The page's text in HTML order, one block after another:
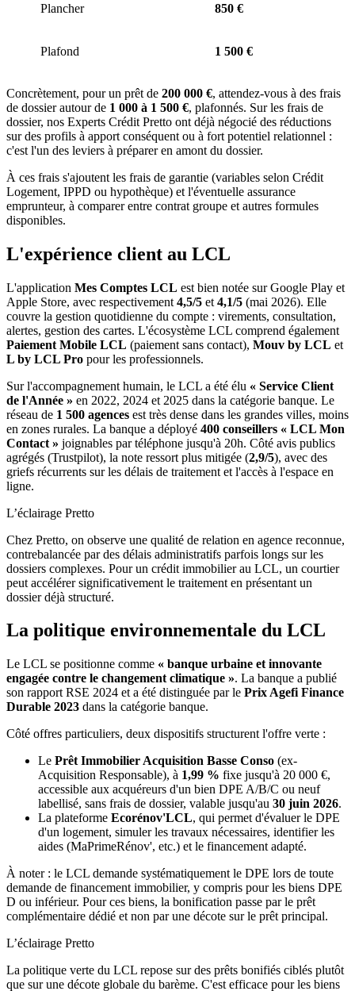
Plancher 850 €
Plafond 1 500 €
Concrètement, pour un prêt de 200 000 €, attendez-vous à des frais
de dossier autour de 1 000 à 1 500 €, plafonnés. Sur les frais de
dossier, nos Experts Crédit Pretto ont déjà négocié des réductions
sur des profils à apport conséquent ou à fort potentiel relationnel :
c'est l'un des leviers à préparer en amont du dossier.
À ces frais s'ajoutent les frais de garantie (variables selon Crédit
Logement, IPPD ou hypothèque) et l'éventuelle assurance
emprunteur, à comparer entre contrat groupe et autres formules
disponibles.
L'expérience client au LCL
L'application Mes Comptes LCL est bien notée sur Google Play et
Apple Store, avec respectivement 4,5/5 et 4,1/5 (mai 2026). Elle
couvre la gestion quotidienne du compte : virements, consultation,
alertes, gestion des cartes. L'écosystème LCL comprend également
Paiement Mobile LCL (paiement sans contact), Mouv by LCL et
L by LCL Pro pour les professionnels.
Sur l'accompagnement humain, le LCL a été élu « Service Client
de l'Année » en 2022, 2024 et 2025 dans la catégorie banque. Le
réseau de 1 500 agences est très dense dans les grandes villes, moins
en zones rurales. La banque a déployé 400 conseillers « LCL Mon
Contact » joignables par téléphone jusqu'à 20h. Côté avis publics
agrégés (Trustpilot), la note ressort plus mitigée (2,9/5), avec des
griefs récurrents sur les délais de traitement et l'accès à l'espace en
ligne.
L’éclairage Pretto
Chez Pretto, on observe une qualité de relation en agence reconnue,
contrebalancée par des délais administratifs parfois longs sur les
dossiers complexes. Pour un crédit immobilier au LCL, un courtier
peut accélérer significativement le traitement en présentant un
dossier déjà structuré.
La politique environnementale du LCL
Le LCL se positionne comme « banque urbaine et innovante
engagée contre le changement climatique ». La banque a publié
son rapport RSE 2024 et a été distinguée par le Prix Agefi Finance
Durable 2023 dans la catégorie banque.
Côté offres particuliers, deux dispositifs structurent l'offre verte :
Le Prêt Immobilier Acquisition Basse Conso (ex-
Acquisition Responsable), à 1,99 % fixe jusqu'à 20 000 €,
accessible aux acquéreurs d'un bien DPE A/B/C ou neuf
labellisé, sans frais de dossier, valable jusqu'au 30 juin 2026.
La plateforme Ecorénov'LCL, qui permet d'évaluer le DPE
d'un logement, simuler les travaux nécessaires, identifier les
aides (MaPrimeRénov', etc.) et le financement adapté.
À noter : le LCL demande systématiquement le DPE lors de toute
demande de financement immobilier, y compris pour les biens DPE
D ou inférieur. Pour ces biens, la bonification passe par le prêt
complémentaire dédié et non par une décote sur le prêt principal.
L’éclairage Pretto
La politique verte du LCL repose sur des prêts bonifiés ciblés plutôt
que sur une décote globale du barème. C'est efficace pour les biens